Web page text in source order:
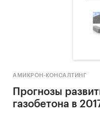
АМИКРОН-КОНСАЛТИНГ
Прогнозы
газобетона в